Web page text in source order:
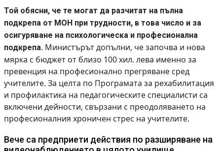
Той обясни, че те могат да разчитат на пълна
подкрепа от МОН при трудности, в това число и за
осигуряване на психологическа и професионална
подкрепа. Министърът допълни, че започва и нова
мярка с бюджет от близо 100 хил. лева именно за
превенция на професионално прегряване сред
учителите. За целта по Програмата за рехабилитация
и профилактика на педагогическите специалисти са
включени дейности, свързани с преодоляването на
професионалния хроничен стрес на учителите.
Вече са предприети действия по разширяване на